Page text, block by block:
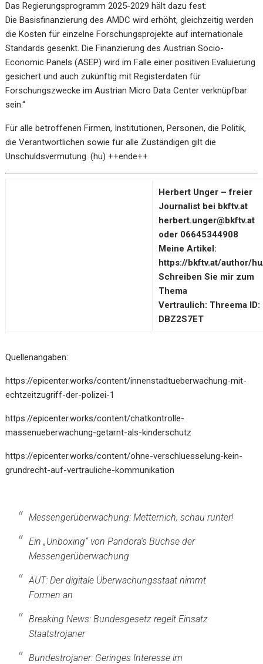
Das Regierungsprogramm 2025-2029 hält dazu fest:
Die Basisfinanzierung des AMDC wird erhöht, gleichzeitig werden
die Kosten für einzelne Forschungsprojekte auf internationale
Standards gesenkt. Die Finanzierung des Austrian Socio-
Economic Panels (ASEP) wird im Falle einer positiven Evaluierung
gesichert und auch zukünftig mit Registerdaten für
Forschungszwecke im Austrian Micro Data Center verknüpfbar
sein.“
Für alle betroffenen Firmen, Institutionen, Personen, die Politik,
die Verantwortlichen sowie für alle Zuständigen gilt die
Unschuldsvermutung. (hu) ++ende++
Herbert Unger – freier
Journalist bei bkftv.at
herbert.unger@bkftv.at
oder 06645344908
Meine Artikel:
https://bkftv.at/author/
Schreiben Sie mir zum
Thema
Vertraulich: Threema ID:
DBZ2S7ET
Quellenangaben:
https://epicenter.works/content/innenstadtueberwachung-mit-
echtzeitzugriff-der-polizei-1
https://epicenter.works/content/chatkontrolle-
massenueberwachung-getarnt-als-kinderschutz
https://epicenter.works/content/ohne-verschluesselung-kein-
grundrecht-auf-vertrauliche-kommunikation
Messengerüberwachung: Metternich, schau runter!
Ein „Unboxing“ von Pandora‘s Büchse der
Messengerüberwachung
AUT: Der digitale Überwachungsstaat nimmt
Formen an
Breaking News: Bundesgesetz regelt Einsatz
Staatstrojaner
Bundestrojaner: Geringes Interesse im